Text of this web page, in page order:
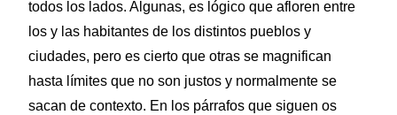
todos los lados. Algunas, es lógico que afloren entre
los y las habitantes de los distintos pueblos y
ciudades, pero es cierto que otras se magnifican
hasta límites que no son justos y normalmente se
sacan de contexto. En los párrafos que siguen os